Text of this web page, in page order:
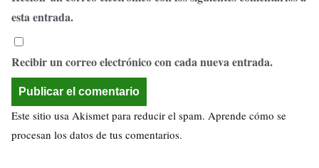
esta entrada.
Recibir un correo electrónico con cada nueva entrada.
Este sitio usa Akismet para reducir el spam. Aprende cómo se
procesan los datos de tus comentarios.